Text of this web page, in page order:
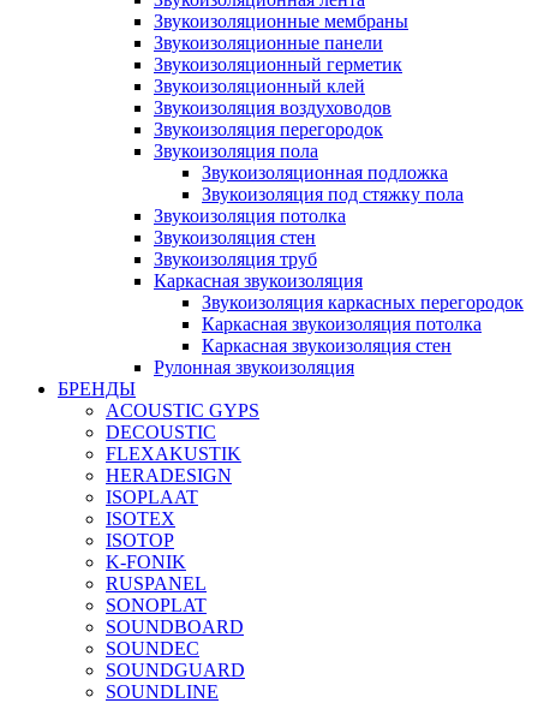
Звукоизоляционные мембраны
Звукоизоляционные панели
Звукоизоляционный герметик
Звукоизоляционный клей
Звукоизоляция воздуховодов
Звукоизоляция перегородок
Звукоизоляция пола
Звукоизоляционная подложка
Звукоизоляция под стяжку пола
Звукоизоляция потолка
Звукоизоляция стен
Звукоизоляция труб
Каркасная звукоизоляция
Звукоизоляция каркасных перегородок
Каркасная звукоизоляция потолка
Каркасная звукоизоляция стен
Рулонная звукоизоляция
БРЕНДЫ
ACOUSTIC GYPS
DECOUSTIC
FLEXAKUSTIK
HERADESIGN
ISOPLAAT
ISOTEX
ISOTOP
K-FONIK
RUSPANEL
SONOPLAT
SOUNDBOARD
SOUNDEC
SOUNDGUARD
SOUNDLINE